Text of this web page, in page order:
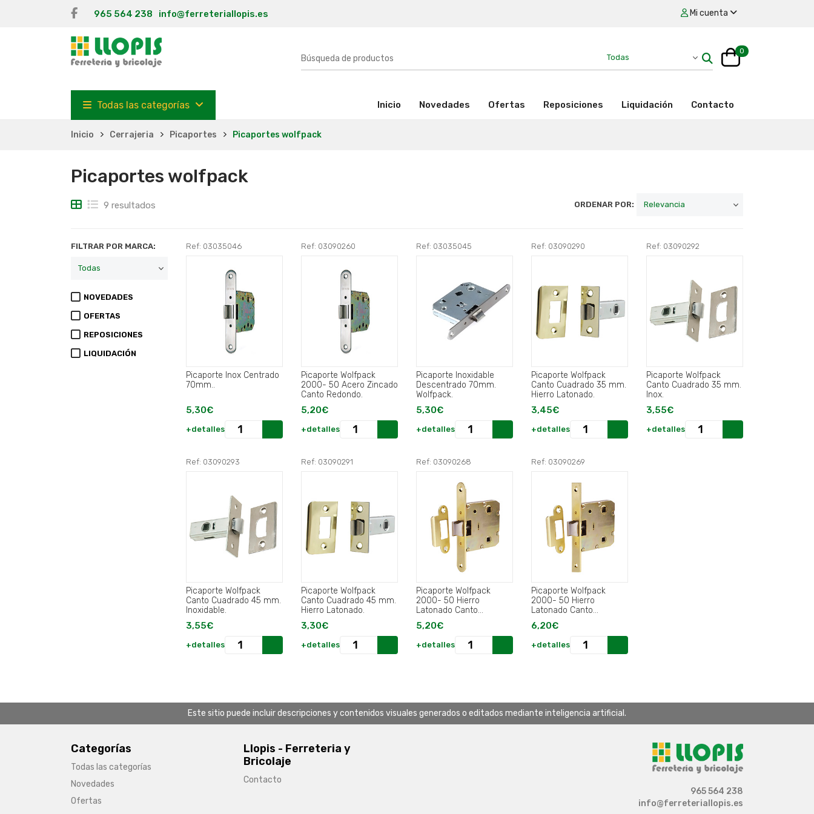
965 564 238 info@ferreteriallopis.es Mi cuenta
0
Todas las categorías Inicio (activo)Novedades Ofertas Reposiciones Liquidación Contacto
Inicio Cerrajeria Picaportes Picaportes wolfpack
Picaportes wolfpack
9 resultados ORDENAR POR:
FILTRAR POR MARCA:
NOVEDADES
OFERTAS
REPOSICIONES
LIQUIDACIÓN
Ref: 03035046
Picaporte Inox Centrado
70mm..
5,30€
+detalles
Ref: 03090260
Picaporte Wolfpack
2000- 50 Acero Zincado
Canto Redondo.
5,20€
+detalles
Ref: 03035045
Picaporte Inoxidable
Descentrado 70mm.
Wolfpack.
5,30€
+detalles
Ref: 03090290
Picaporte Wolfpack
Canto Cuadrado 35 mm.
Hierro Latonado.
3,45€
+detalles
Ref: 03090292
Picaporte Wolfpack
Canto Cuadrado 35 mm.
Inox.
3,55€
+detalles
Ref: 03090293
Picaporte Wolfpack
Canto Cuadrado 45 mm.
Inoxidable.
3,55€
+detalles
Ref: 03090291
Picaporte Wolfpack
Canto Cuadrado 45 mm.
Hierro Latonado.
3,30€
+detalles
Ref: 03090268
Picaporte Wolfpack
2000- 50 Hierro
Latonado Canto
Redondo.
5,20€
+detalles
Ref: 03090269
Picaporte Wolfpack
2000- 50 Hierro
Latonado Canto
Cuadrado.
6,20€
+detalles
Este sitio puede incluir descripciones y contenidos visuales generados o editados mediante inteligencia artificial.
Categorías
Todas las categorías
Novedades
Ofertas
Llopis - Ferreteria y
Bricolaje
Contacto
965 564 238
info@ferreteriallopis.es